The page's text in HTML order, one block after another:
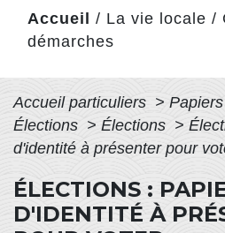
Accueil / La vie locale /
démarches
Accueil particuliers >
Élections > Élections >
d'identité à présenter pour
ÉLECTIONS :
D'IDENTITÉ À